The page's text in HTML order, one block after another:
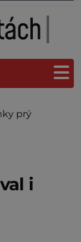
prý
i